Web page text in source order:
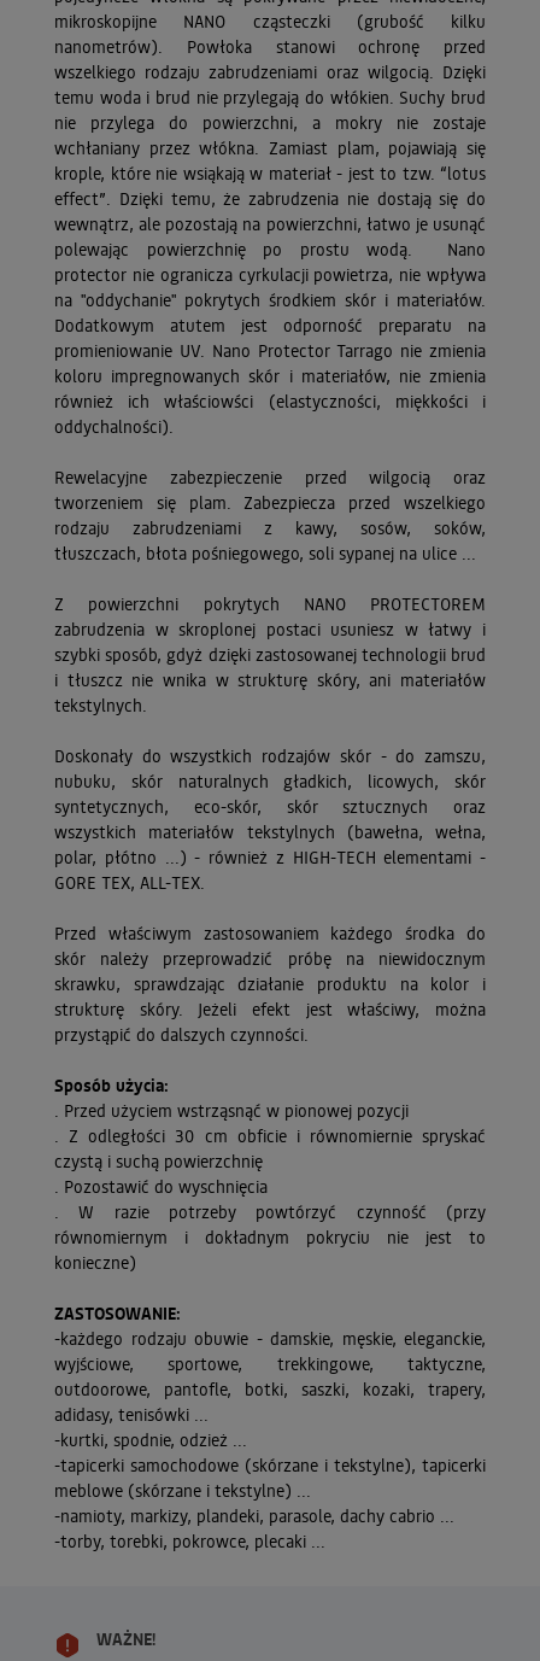
mikroskopijne NANO cząsteczki (grubość kilku
nanometrów). Powłoka stanowi ochronę przed
wszelkiego rodzaju zabrudzeniami oraz wilgocią. Dzięki
temu woda i brud nie przylegają do włókien. Suchy brud
nie przylega do powierzchni, a mokry nie zostaje
wchłaniany przez włókna. Zamiast plam, pojawiają się
krople, które nie wsiąkają w materiał - jest to tzw. “lotus
effect”. Dzięki temu, że zabrudzenia nie dostają się do
wewnątrz, ale pozostają na powierzchni, łatwo je usunąć
polewając powierzchnię po prostu wodą. Nano
protector nie ogranicza cyrkulacji powietrza, nie wpływa
na "oddychanie" pokrytych środkiem skór i materiałów.
Dodatkowym atutem jest odporność preparatu na
promieniowanie UV. Nano Protector Tarrago nie zmienia
koloru impregnowanych skór i materiałów, nie zmienia
również ich właściowści (elastyczności, miękkości i
oddychalności).
Rewelacyjne zabezpieczenie przed wilgocią oraz
tworzeniem się plam. Zabezpiecza przed wszelkiego
rodzaju zabrudzeniami z kawy, sosów, soków,
tłuszczach, błota pośniegowego, soli sypanej na ulice ...
Z powierzchni pokrytych NANO PROTECTOREM
zabrudzenia w skroplonej postaci usuniesz w łatwy i
szybki sposób, gdyż dzięki zastosowanej technologii brud
i tłuszcz nie wnika w strukturę skóry, ani materiałów
tekstylnych.
Doskonały do wszystkich rodzajów skór - do zamszu,
nubuku, skór naturalnych gładkich, licowych, skór
syntetycznych, eco-skór, skór sztucznych oraz
wszystkich materiałów tekstylnych (bawełna, wełna,
polar, płótno ...) - również z HIGH-TECH elementami -
GORE TEX, ALL-TEX.
Przed właściwym zastosowaniem każdego środka do
skór należy przeprowadzić próbę na niewidocznym
skrawku, sprawdzając działanie produktu na kolor i
strukturę skóry. Jeżeli efekt jest właściwy, można
przystąpić do dalszych czynności.
Sposób użycia:
. Przed użyciem wstrząsnąć w pionowej pozycji
. Z odległości 30 cm obficie i równomiernie spryskać
czystą i suchą powierzchnię
. Pozostawić do wyschnięcia
. W razie potrzeby powtórzyć czynność (przy
równomiernym i dokładnym pokryciu nie jest to
konieczne)
ZASTOSOWANIE:
-każdego rodzaju obuwie - damskie, męskie, eleganckie,
wyjściowe, sportowe, trekkingowe, taktyczne,
outdoorowe, pantofle, botki, saszki, kozaki, trapery,
adidasy, tenisówki ...
-kurtki, spodnie, odzież ...
-tapicerki samochodowe (skórzane i tekstylne), tapicerki
meblowe (skórzane i tekstylne) ...
-namioty, markizy, plandeki, parasole, dachy cabrio ...
-torby, torebki, pokrowce, plecaki ...
WAŻNE!